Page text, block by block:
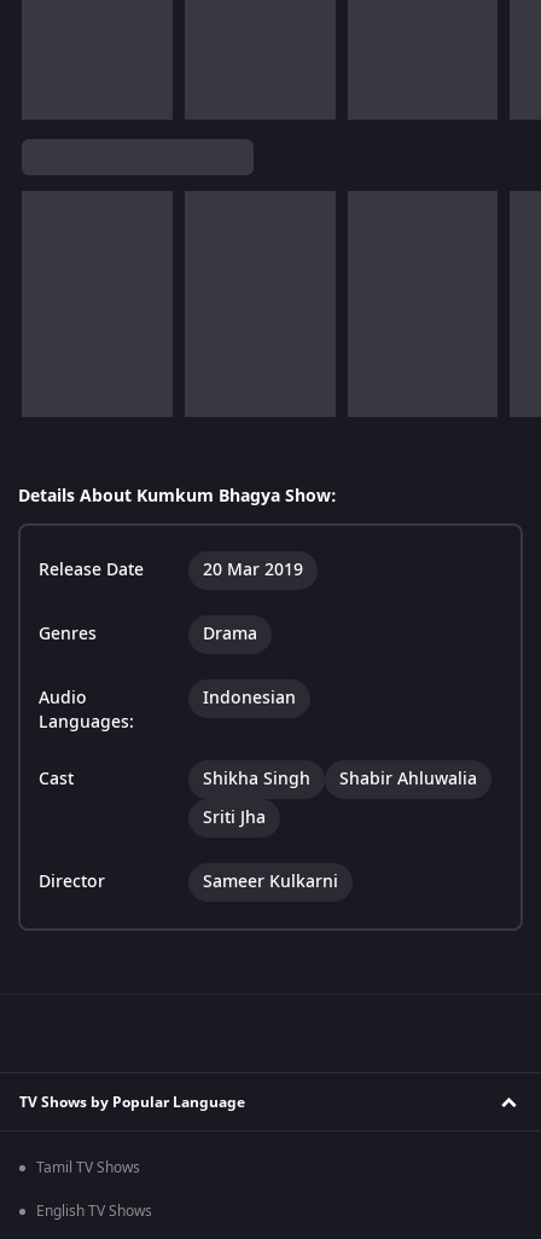
Details About Kumkum Bhagya Show:
Release Date 20 Mar 2019
Genres Drama
Audio
Languages:
Indonesian
Cast Shikha Singh
Shabir Ahluwalia
Sriti Jha
Director Sameer Kulkarni
TV Shows by Popular Language
Tamil TV Shows
English TV Shows